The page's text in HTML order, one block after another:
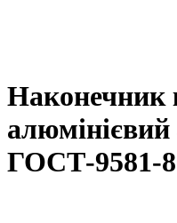
Наконечник
ГОСТ-9581-